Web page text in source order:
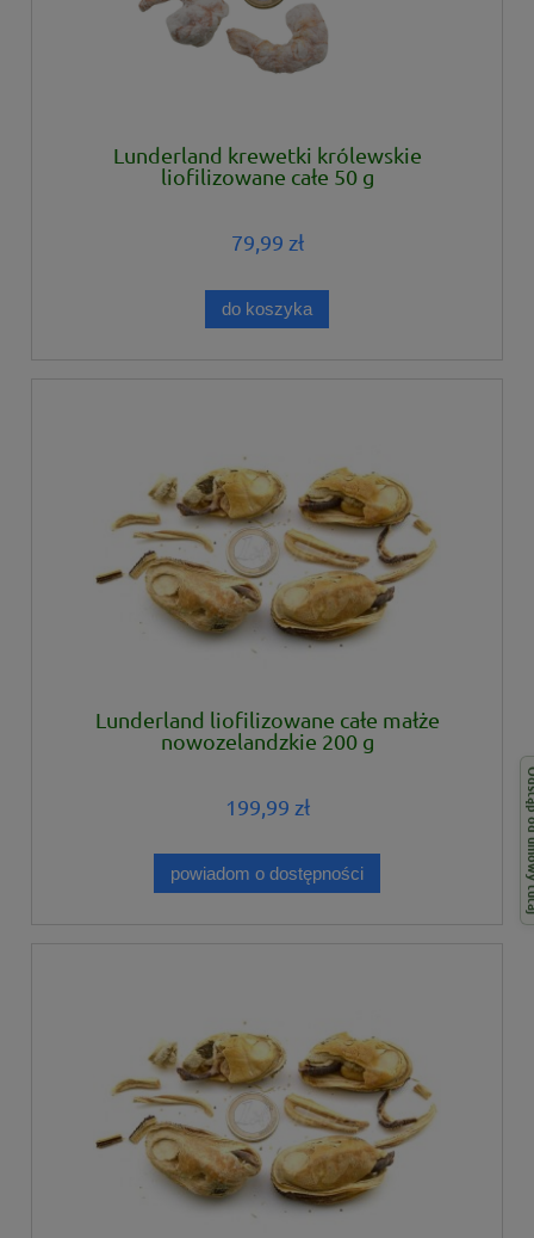
Lunderland krewetki królewskie
liofilizowane całe 50 g
79,99 zł
do koszyka
Lunderland liofilizowane całe małże
nowozelandzkie 200 g
199,99 zł
powiadom o dostępności